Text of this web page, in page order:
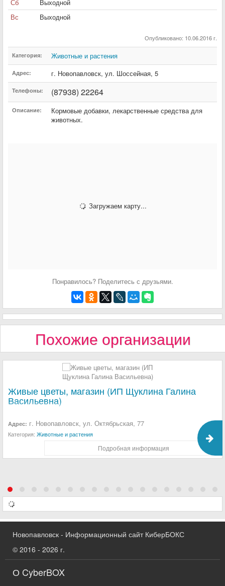
Сб
Выходной
Вс
Выходной
Опубликовано: 10.06.2016 г.
Категория: Животные и растения
Адрес: г. Новопавловск, ул. Шоссейная, 5
Телефоны: (87938) 22264
Описание:
Кормовые добавки, лекарственные средства для
животных.
Загружаем карту...
Понравилось? Поделитесь с друзьями.
Похожие организации
Живые цветы, магазин (ИП Щуклина Галина
Васильевна)
Адрес: г. Новопавловск, ул. Октябрьская, 77
Категория: Животные и растения
Подробная информация
Новопавловск - Информационный сайт КиберБОКС
© 2016 - 2026 г.
О CyberBOX